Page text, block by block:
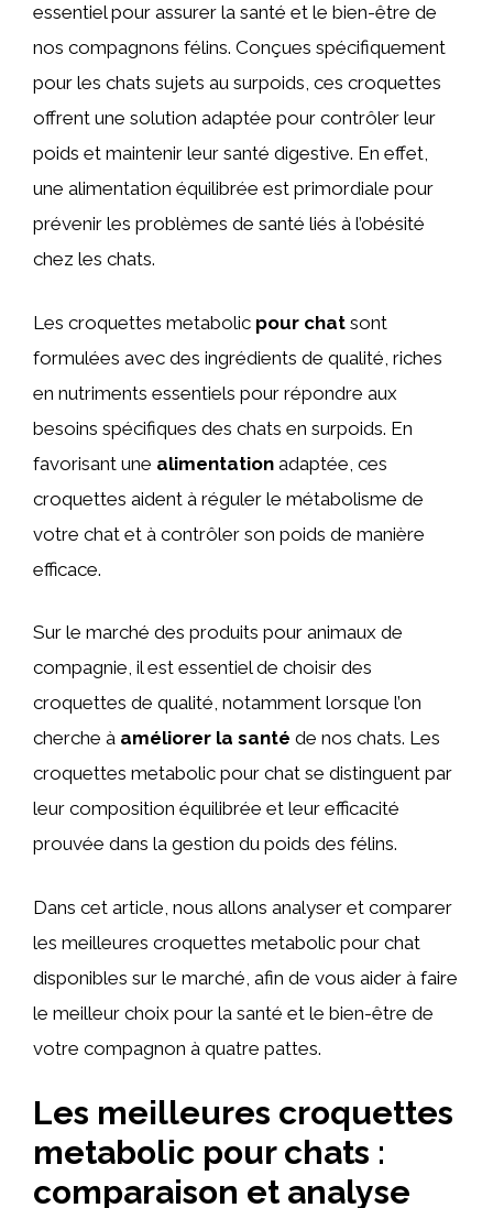
essentiel pour assurer la santé et le bien-être de
nos compagnons félins. Conçues spécifiquement
pour les chats sujets au surpoids, ces croquettes
offrent une solution adaptée pour contrôler leur
poids et maintenir leur santé digestive. En effet,
une alimentation équilibrée est primordiale pour
prévenir les problèmes de santé liés à l’obésité
chez les chats.
Les croquettes metabolic pour chat sont
formulées avec des ingrédients de qualité, riches
en nutriments essentiels pour répondre aux
besoins spécifiques des chats en surpoids. En
favorisant une alimentation adaptée, ces
croquettes aident à réguler le métabolisme de
votre chat et à contrôler son poids de manière
efficace.
Sur le marché des produits pour animaux de
compagnie, il est essentiel de choisir des
croquettes de qualité, notamment lorsque l’on
cherche à améliorer la santé de nos chats. Les
croquettes metabolic pour chat se distinguent par
leur composition équilibrée et leur efficacité
prouvée dans la gestion du poids des félins.
Dans cet article, nous allons analyser et comparer
les meilleures croquettes metabolic pour chat
disponibles sur le marché, afin de vous aider à faire
le meilleur choix pour la santé et le bien-être de
votre compagnon à quatre pattes.
Les meilleures croquettes
metabolic pour chats :
comparaison et analyse